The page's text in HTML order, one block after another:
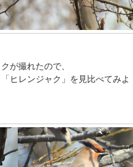
が撮れたので、
ヒレンジャク」を見比べてみよ